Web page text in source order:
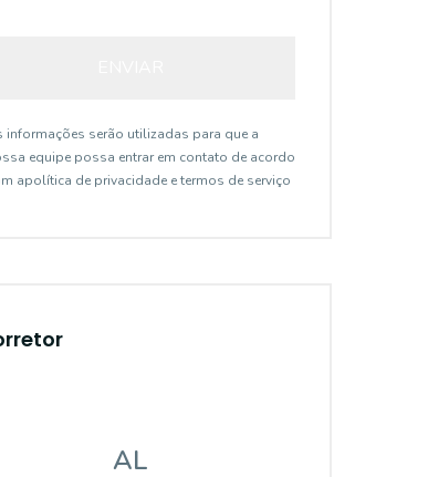
informações serão utilizadas para que a
equipe possa entrar em contato de acordo
apolítica de privacidade e termos de serviço
AL